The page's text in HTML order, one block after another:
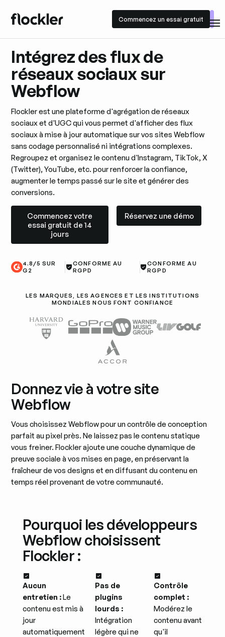
Commencez un essai gratuit
Commencez un essai gratuit
Intégrez des flux de
réseaux sociaux sur
Webflow
Flockler est une plateforme d'agrégation de réseaux
sociaux et d'UGC qui vous permet d'afficher des flux
sociaux à mise à jour automatique sur vos sites Webflow
sans codage personnalisé ni intégrations complexes.
Regroupez et organisez le contenu d'Instagram, TikTok, X
(Twitter), YouTube, etc. pour renforcer la confiance,
augmenter le temps passé sur le site et générer des
conversions.
Commencez votre
essai gratuit de 14
jours
Commencez votre essai gratuit de 14 jours
Réservez une démo
4.8/5 SUR
G2
CONFORME AU
RGPD
CONFORME AU
RGPD
LES MARQUES, LES AGENCES ET LES INSTITUTIONS
MONDIALES NOUS FONT CONFIANCE
Donnez vie à votre site
Webflow
Vous choisissez Webflow pour un contrôle de conception
parfait au pixel près. Ne laissez pas le contenu statique
vous freiner. Flockler ajoute une couche dynamique de
preuve sociale à vos mises en page, en préservant la
fraîcheur de vos designs et en diffusant du contenu en
temps réel provenant de votre communauté.
Pourquoi les développeurs
Webflow choisissent
Flockler :
Aucun
entretien :Le
contenu est mis à
jour
automatiquement
Pas de
plugins
lourds :
Intégration
légère qui ne
Contrôle
complet :
Modérez le
contenu avant
qu'il